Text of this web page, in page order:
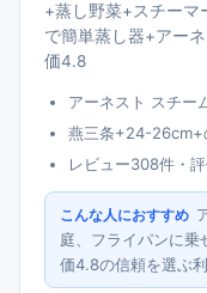
+蒸し野菜+スチーマ
で簡単蒸し器+アー
価4.8
アーネスト スチー
燕三条+24-26cm+
レビュー308件・
こんな人におすすめ
庭、フライパンに乗
価4.8の信頼を選ぶ